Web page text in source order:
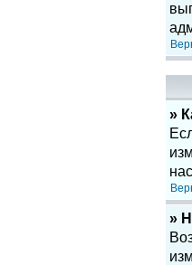
»
»